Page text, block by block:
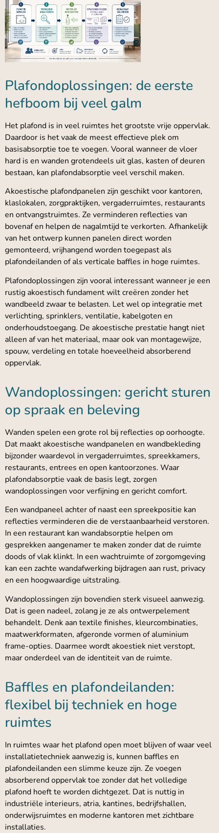
Plafondoplossingen: de eerste
hefboom bij veel galm
Het plafond is in veel ruimtes het grootste vrije oppervlak.
Daardoor is het vaak de meest effectieve plek om
basisabsorptie toe te voegen. Vooral wanneer de vloer
hard is en wanden grotendeels uit glas, kasten of deuren
bestaan, kan plafondabsorptie veel verschil maken.
Akoestische plafondpanelen zijn geschikt voor kantoren,
klaslokalen, zorgpraktijken, vergaderruimtes, restaurants
en ontvangstruimtes. Ze verminderen reflecties van
bovenaf en helpen de nagalmtijd te verkorten. Afhankelijk
van het ontwerp kunnen panelen direct worden
gemonteerd, vrijhangend worden toegepast als
plafondeilanden of als verticale baffles in hoge ruimtes.
Plafondoplossingen zijn vooral interessant wanneer je een
rustig akoestisch fundament wilt creëren zonder het
wandbeeld zwaar te belasten. Let wel op integratie met
verlichting, sprinklers, ventilatie, kabelgoten en
onderhoudstoegang. De akoestische prestatie hangt niet
alleen af van het materiaal, maar ook van montagewijze,
spouw, verdeling en totale hoeveelheid absorberend
oppervlak.
Wandoplossingen: gericht sturen
op spraak en beleving
Wanden spelen een grote rol bij reflecties op oorhoogte.
Dat maakt akoestische wandpanelen en wandbekleding
bijzonder waardevol in vergaderruimtes, spreekkamers,
restaurants, entrees en open kantoorzones. Waar
plafondabsorptie vaak de basis legt, zorgen
wandoplossingen voor verfijning en gericht comfort.
Een wandpaneel achter of naast een spreekpositie kan
reflecties verminderen die de verstaanbaarheid verstoren.
In een restaurant kan wandabsorptie helpen om
gesprekken aangenamer te maken zonder dat de ruimte
doods of vlak klinkt. In een wachtruimte of zorgomgeving
kan een zachte wandafwerking bijdragen aan rust, privacy
en een hoogwaardige uitstraling.
Wandoplossingen zijn bovendien sterk visueel aanwezig.
Dat is geen nadeel, zolang je ze als ontwerpelement
behandelt. Denk aan textile finishes, kleurcombinaties,
maatwerkformaten, afgeronde vormen of aluminium
frame-opties. Daarmee wordt akoestiek niet verstopt,
maar onderdeel van de identiteit van de ruimte.
Baffles en plafondeilanden:
flexibel bij techniek en hoge
ruimtes
In ruimtes waar het plafond open moet blijven of waar veel
installatietechniek aanwezig is, kunnen baffles en
plafondeilanden een slimme keuze zijn. Ze voegen
absorberend oppervlak toe zonder dat het volledige
plafond hoeft te worden dichtgezet. Dat is nuttig in
industriële interieurs, atria, kantines, bedrijfshallen,
onderwijsruimtes en moderne kantoren met zichtbare
installaties.